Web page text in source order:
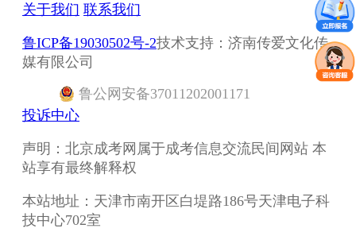
关于我们 联系我们
鲁ICP备19030502号-2技术支持：济南传爱文化传
媒有限公司
鲁公网安备37011202001171
投诉中心
声明：北京成考网属于成考信息交流民间网站 本
站享有最终解释权
本站地址：天津市南开区白堤路186号天津电子科
技中心702室